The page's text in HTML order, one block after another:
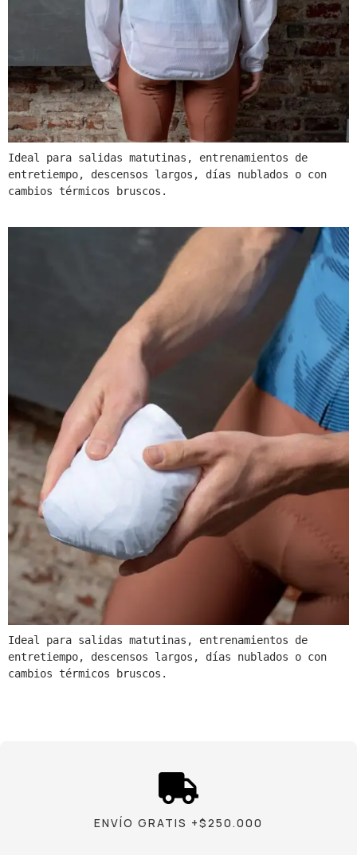
Ideal para salidas matutinas, entrenamientos de
entretiempo, descensos largos, días nublados o con
cambios térmicos bruscos.
Ideal para salidas matutinas, entrenamientos de
entretiempo, descensos largos, días nublados o con
cambios térmicos bruscos.
ENVÍO GRATIS +$250.000